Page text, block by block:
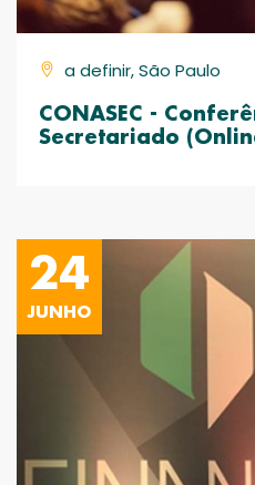
a definir, São Paulo
CONASEC -
Secretariado
24
JUNHO